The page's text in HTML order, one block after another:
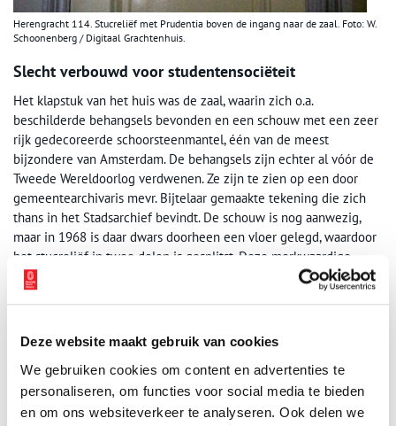
Deze website maakt gebruik van cookies
We gebruiken cookies om content en advertenties te
personaliseren, om functies voor social media te bieden
en om ons websiteverkeer te analyseren. Ook delen we
Herengracht 114. Stucreliëf met Prudentia boven de ingang naar de zaal. Foto: W.
Schoonenberg / Digitaal Grachtenhuis.
Slecht verbouwd voor studentensociëteit
Het klapstuk van het huis was de zaal, waarin zich o.a.
beschilderde behangsels bevonden en een schouw met een zeer
rijk gedecoreerde schoorsteenmantel, één van de meest
bijzondere van Amsterdam. De behangsels zijn echter al vóór de
Tweede Wereldoorlog verdwenen. Ze zijn te zien op een door
gemeentearchivaris mevr. Bijtelaar gemaakte tekening die zich
thans in het Stadsarchief bevindt. De schouw is nog aanwezig,
maar in 1968 is daar dwars doorheen een vloer gelegd, waardoor
het stucreliëf in twee delen is gesplitst. Deze merkwaardige
verbouwing is gebeurd in opdracht van de toenmalige eigenaar
die in het pand, namelijk in het souterrain en de uitbouw daarvan
De bebouwing in de tuin vormt een ernstige aantasting van de
beschermde keurtuin. De discotheek heeft bestaan tot 1990. Nu
wordt er weer, als vanouds, gewoond in het grachtenhuis.
Bouwgegevens